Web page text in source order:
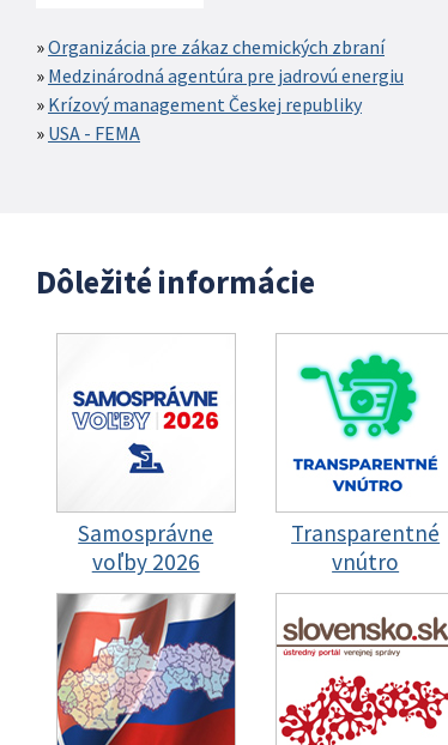
Organizácia pre zákaz chemických zbraní
Medzinárodná agentúra pre jadrovú energiu
Krízový management Českej republiky
USA - FEMA
Dôležité informácie
Samosprávne
voľby 2026
Transparentné
vnútro